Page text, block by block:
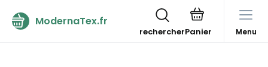
ModernaTex.fr
rechercher Menu